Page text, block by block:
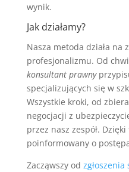
wynik.
Jak działamy?
Nasza metoda działa na
profesjonalizmu. Od
konsultant prawny
specjalizujących się w
Wszystkie kroki, od
negocjacji z
przez nasz zespół.
poinformowany o
Zacząwszy od zgłoszenia